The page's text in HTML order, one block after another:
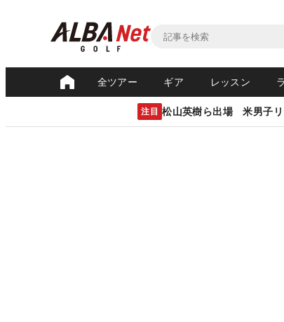
全ツアー ギア レッスン
注目 松山英樹ら出場 米男子リ